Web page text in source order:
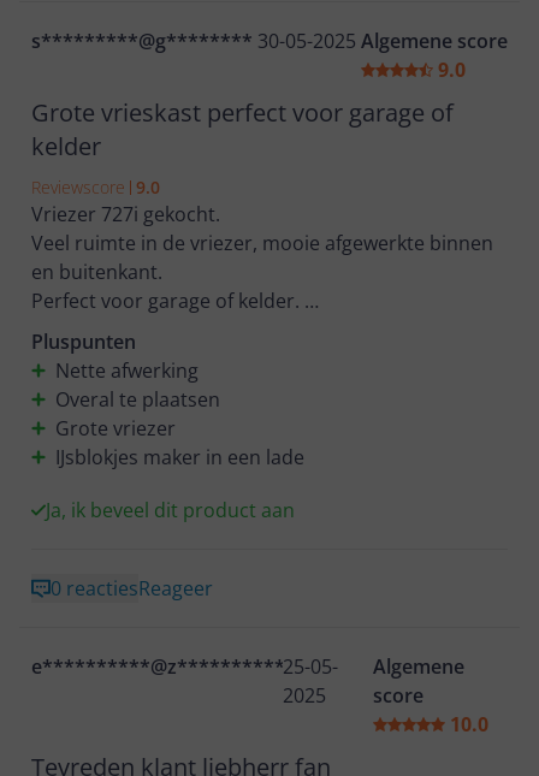
s*********@g******** 30-05-2025 Algemene score
9.0
Grote vrieskast perfect voor garage of
kelder
Reviewscore 9.0
Vriezer 727i gekocht.
Veel ruimte in de vriezer, mooie afgewerkte binnen
en buitenkant.
Perfect voor garage of kelder.
Wij zijn erg blij met onze aankoop
Pluspunten
Nette afwerking
Overal te plaatsen
Grote vriezer
IJsblokjes maker in een lade
Ja, ik beveel dit product aan
0 reactiesReageer
e**********@z************25-05-
2025
Algemene
score
10.0
Tevreden klant liebherr fan